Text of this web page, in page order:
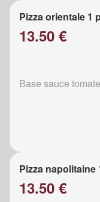
Pizza orientale 1
13.50 €
Base sauce
Pizza napolitaine
13.50 €